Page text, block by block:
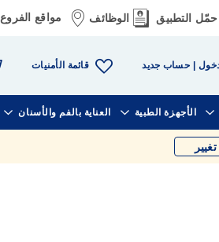
حمّل التطبيق الوظائف مواقع الفروع
حساب جديد قائمة الأمنيات
الأجهزة الطبية العناية بالفم والأسنان
تغيير